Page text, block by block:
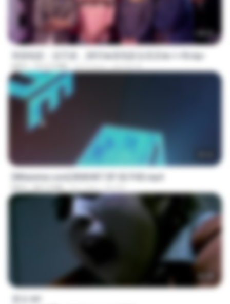
1:40:52
韩国电影：惩罚者，2013★新电影全高清★✔✔8.mp4
MP4 1012.9 MB há 9 anos ayman A.
[Witanime.com] BSKHKT EP 02 FHD.mp4
MP4 847.2 MB há 7 dias BLITR
꽃섬.avi